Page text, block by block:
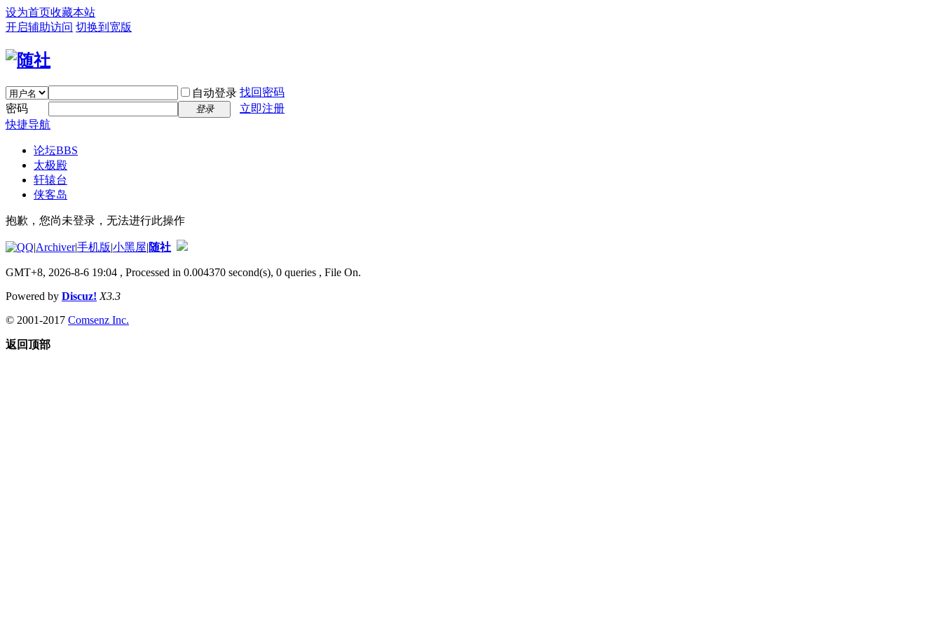
设为首页收藏本站
开启辅助访问 切换到宽版
自动登录 找回密码
密码
登录
立即注册
快捷导航
论坛BBS
太极殿
轩辕台
侠客岛
抱歉，您尚未登录，无法进行此操作
|Archiver|手机版|小黑屋|随社
GMT+8, 2026-8-6 19:04 , Processed in 0.004370 second(s), 0 queries , File On.
Powered by Discuz! X3.3
© 2001-2017 Comsenz Inc.
返回顶部